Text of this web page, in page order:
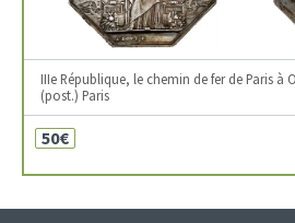
IIIe République, le chemin de fer de Paris à
(post.) Paris
50€